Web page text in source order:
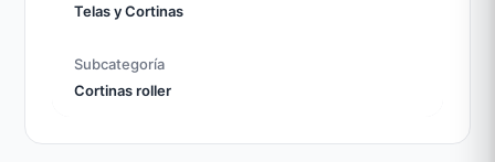
Telas y Cortinas
Subcategoría
Cortinas roller